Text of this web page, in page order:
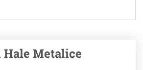
Metalice